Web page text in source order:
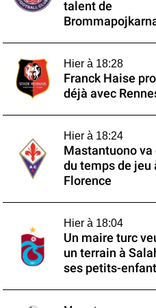
talent de
Hier à 18:28
Franck Haise
déjà avec
Hier à 18:24
Mastantuono va
du temps de jeu
Florence
Hier à 18:04
Un maire turc
un terrain à
ses petits-